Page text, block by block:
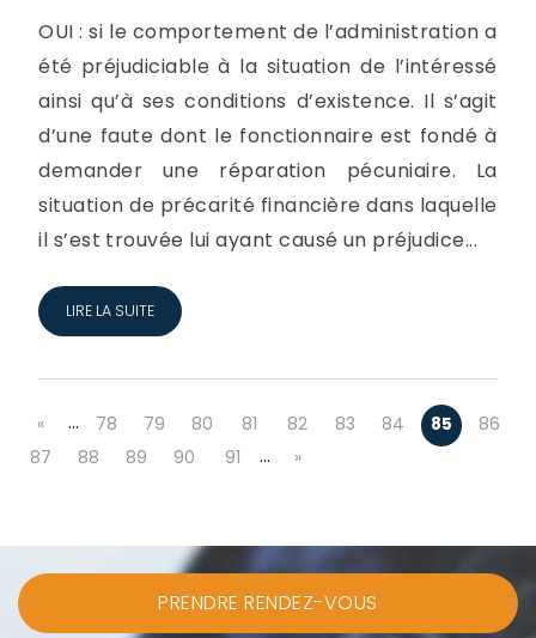
OUI : si le comportement de l’administration a
été préjudiciable à la situation de l’intéressé
ainsi qu’à ses conditions d’existence. Il s’agit
d’une faute dont le fonctionnaire est fondé à
demander une réparation pécuniaire. La
situation de précarité financière dans laquelle
il s’est trouvée lui ayant causé un préjudice...
LIRE LA SUITE
« … 78 79 80 81 82 83 84 85
86
87
88 89 90 91 … »
PRENDRE RENDEZ-VOUS